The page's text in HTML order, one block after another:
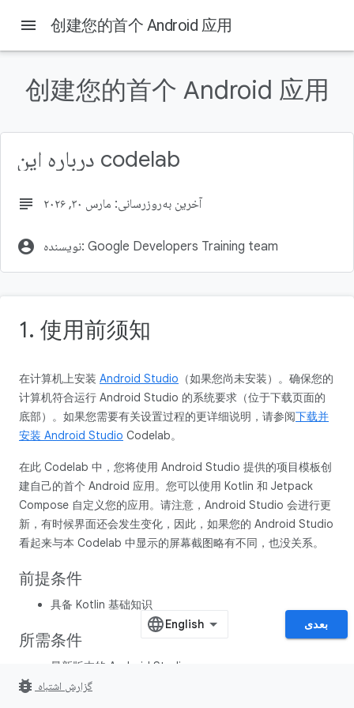
در این صفحه
所需条件
学习内容
您将构建的内容
menu 创建您的首个 Android 应用
创建您的首个 Android 应用
درباره این codelab
subject آخرین به‌روزرسانی: مارس ۳۰, ۲۰۲۶
account_circle نویسنده: Google Developers Training team
1. 使用前须知
在计算机上安装 Android Studio （如果您尚未安装）。确保您的
计算机符合运行 Android Studio 的系统要求（位于下载页面的
底部）。如果您需要有关设置过程的更详细说明，请参阅下载并
安装 Android Studio Codelab。
在此 Codelab 中，您将使用 Android Studio 提供的项目模板创
建自己的首个 Android 应用。您可以使用 Kotlin 和 Jetpack
Compose 自定义您的应用。请注意，Android Studio 会进行更
新，有时候界面还会发生变化，因此，如果您的 Android Studio
看起来与本 Codelab 中显示的屏幕截图略有不同，也没关系。
前提条件
具备 Kotlin 基础知识
所需条件
最新版本的 Android Studio
بعدی
bug_report گزارش اشتباه